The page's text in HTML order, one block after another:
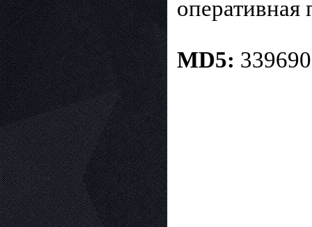
оперативная
MD5: